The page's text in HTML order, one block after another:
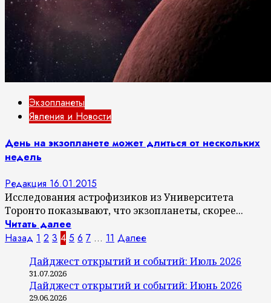
Экзопланеты
Явления и Новости
День на экзопланете может длиться от нескольких
недель
Редакция 16.01.2015
Исследования астрофизиков из Университета
Торонто показывают, что экзопланеты, скорее...
Читать далее
Пагинация
записей
Назад 1 2 3 4 5 6 7 … 11 Далее
Дайджест открытий и событий: Июль 2026
31.07.2026
Дайджест открытий и событий: Июнь 2026
29.06.2026